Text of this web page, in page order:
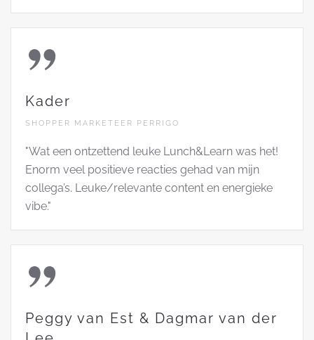
Kader
SHOPPER MARKETEER PERRIGO
"Wat een ontzettend leuke Lunch&Learn was het!
Enorm veel positieve reacties gehad van mijn
collega’s. Leuke/relevante content en energieke
vibe."
Peggy van Est & Dagmar van der